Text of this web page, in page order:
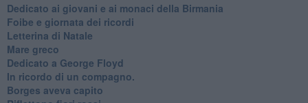
Dedicato ai giovani e ai monaci della Birmania
​Foibe e giornata dei ricordi
Letterina di Natale
Mare greco
​Dedicato a George Floyd
​In ricordo di un compagno.
Borges aveva capito